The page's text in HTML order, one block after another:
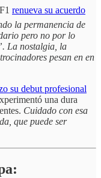
renueva su acuerdo
la permanencia de
pero no por lo
La nostalgia, la
pesan en en
su debut profesional
una dura
Cuidado con esa
que puede ser